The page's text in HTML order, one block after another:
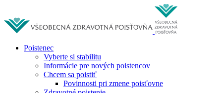
Poistenec
Vyberte si stabilitu
Informácie pre nových poistencov
Chcem sa poistiť
Povinnosti pri zmene poisťovne